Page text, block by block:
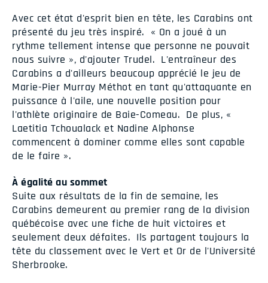
Avec cet état d'esprit bien en tête, les Carabins ont
présenté du jeu très inspiré. « On a joué à un
rythme tellement intense que personne ne pouvait
nous suivre », d'ajouter Trudel. L'entraîneur des
Carabins a d'ailleurs beaucoup apprécié le jeu de
Marie-Pier Murray Méthot en tant qu'attaquante en
puissance à l'aile, une nouvelle position pour
l'athlète originaire de Baie-Comeau. De plus, «
Laetitia Tchoualack et Nadine Alphonse
commencent à dominer comme elles sont capable
de le faire ».
À égalité au sommet
Suite aux résultats de la fin de semaine, les
Carabins demeurent au premier rang de la division
québécoise avec une fiche de huit victoires et
seulement deux défaites. Ils partagent toujours la
tête du classement avec le Vert et Or de l'Université
Sherbrooke.